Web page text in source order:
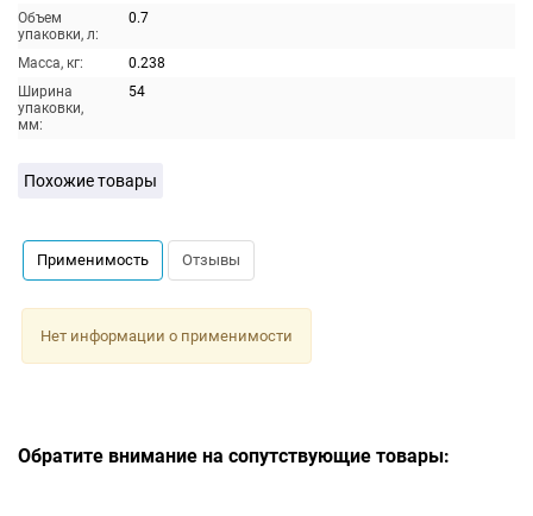
Объем
упаковки, л:
0.7
Масса, кг:
0.238
Ширина
упаковки,
мм:
54
Похожие товары
Применимость Отзывы
Нет информации о применимости
Обратите внимание на сопутствующие товары: